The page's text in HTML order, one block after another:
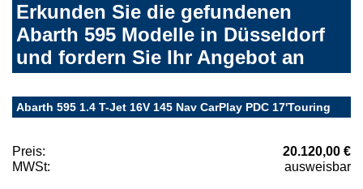
Erkunden Sie die gefundenen
Abarth 595 Modelle in Düsseldorf
und fordern Sie Ihr Angebot an
Abarth 595 1.4 T-Jet 16V 145 Nav CarPlay PDC 17'Touring
Preis:
20.120,00 €
MWSt:
ausweisbar